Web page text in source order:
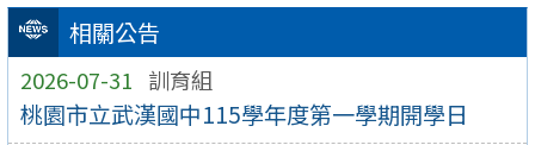
相關公告
2026-07-31 訓育組
桃園市立武漢國中115學年度第一學期開學日